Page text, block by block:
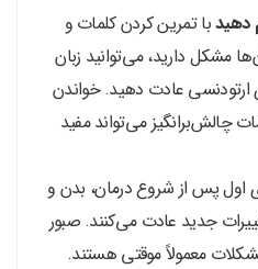
دهیدبا تمرین کردن کلمات و
مشکل دارید، می‌توانید زبان
ارتودنسی عادت دهید. خواندن
چالش‌برانگیز می‌تواند مفید
اول پس از شروع درمان، بدن و
جدید عادت می‌کنند. صبور
معمولاً موقتی هستند.